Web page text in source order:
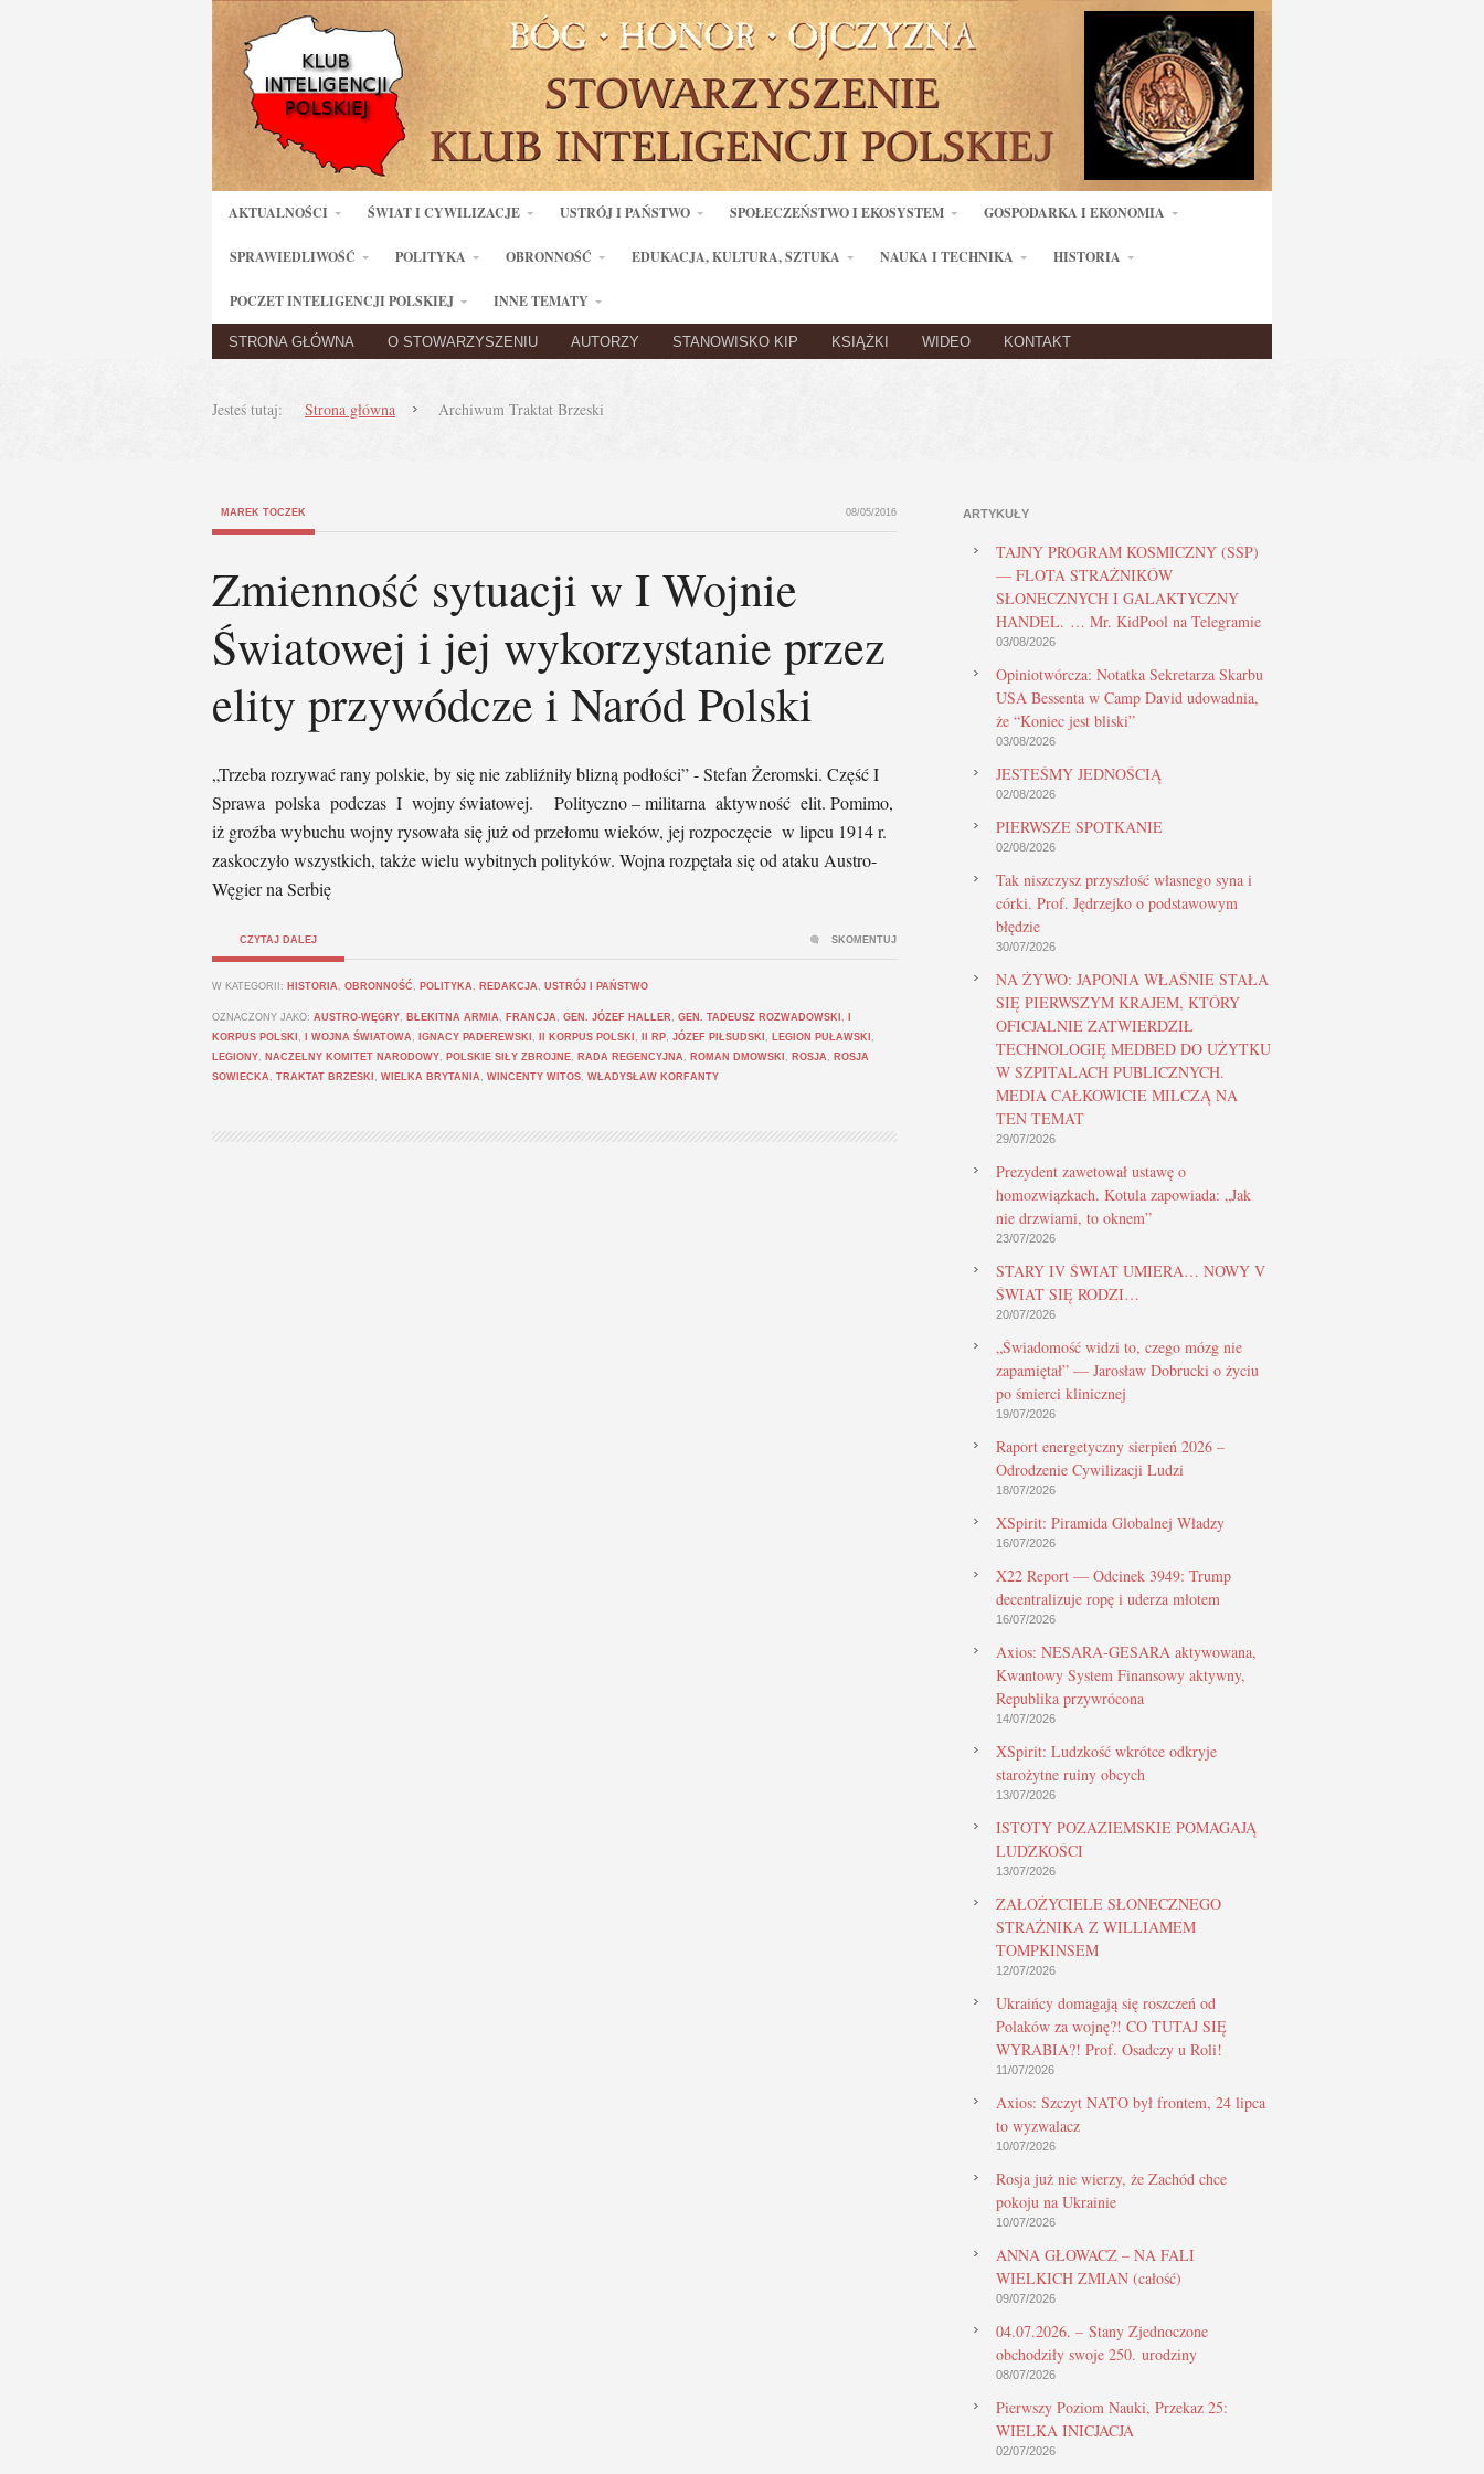
AKTUALNOŚCI ŚWIAT I CYWILIZACJE USTRÓJ I PAŃSTWO SPOŁECZEŃSTWO I EKOSYSTEM GOSPODARKA I EKONOMIA
SPRAWIEDLIWOŚĆ POLITYKA OBRONNOŚĆ EDUKACJA, KULTURA, SZTUKA NAUKA I TECHNIKA HISTORIA
POCZET INTELIGENCJI POLSKIEJ INNE TEMATY
STRONA GŁÓWNA O STOWARZYSZENIU AUTORZY STANOWISKO KIP KSIĄŻKI WIDEO KONTAKT
Jesteś tutaj: Strona główna Archiwum Traktat Brzeski
MAREK TOCZEK 08/05/2016
Zmienność sytuacji w I Wojnie
Światowej i jej wykorzystanie przez
elity przywódcze i Naród Polski
„Trzeba rozrywać rany polskie, by się nie zabliźniły blizną podłości” - Stefan Żeromski. Część I
Sprawa polska podczas I wojny światowej. Polityczno – militarna aktywność elit. Pomimo,
iż groźba wybuchu wojny rysowała się już od przełomu wieków, jej rozpoczęcie w lipcu 1914 r.
zaskoczyło wszystkich, także wielu wybitnych polityków. Wojna rozpętała się od ataku Austro-
Węgier na Serbię
CZYTAJ DALEJ
W KATEGORII: HISTORIA , OBRONNOŚĆ , POLITYKA , REDAKCJA , USTRÓJ I PAŃSTWO
OZNACZONY JAKO: AUSTRO-WĘGRY, BŁEKITNA ARMIA , FRANCJA , GEN. JÓZEF HALLER , GEN. TADEUSZ ROZWADOWSKI ,
KORPUS POLSKI , I WOJNA ŚWIATOWA , IGNACY PADEREWSKI , II KORPUS POLSKI , II RP, JÓZEF PIŁSUDSKI , LEGION PUŁAWSKI ,
LEGIONY, NACZELNY KOMITET NARODOWY, POLSKIE SIŁY ZBROJNE, RADA REGENCYJNA , ROMAN DMOWSKI , ROSJA , ROSJA
SOWIECKA , TRAKTAT BRZESKI , WIELKA BRYTANIA , WINCENTY WITOS, WŁADYSŁAW KORFANTY
SKOMENTUJ
ARTYKUŁY
TAJNY PROGRAM KOSMICZNY (SSP)
— FLOTA STRAŻNIKÓW
SŁONECZNYCH I GALAKTYCZNY
HANDEL. … Mr. KidPool na Telegramie
03/08/2026
Opiniotwórcza: Notatka Sekretarza Skarbu
USA Bessenta w Camp David udowadnia,
że “Koniec jest bliski”
03/08/2026
JESTEŚMY JEDNOŚCIĄ
02/08/2026
PIERWSZE SPOTKANIE
02/08/2026
Tak niszczysz przyszłość własnego syna i
córki. Prof. Jędrzejko o podstawowym
błędzie
30/07/2026
NA ŻYWO: JAPONIA WŁAŚNIE STAŁA
SIĘ PIERWSZYM KRAJEM, KTÓRY
OFICJALNIE ZATWIERDZIŁ
TECHNOLOGIĘ MEDBED DO UŻYTKU
W SZPITALACH PUBLICZNYCH.
MEDIA CAŁKOWICIE MILCZĄ NA
TEN TEMAT
29/07/2026
Prezydent zawetował ustawę o
homozwiązkach. Kotula zapowiada: „Jak
nie drzwiami, to oknem”
23/07/2026
STARY IV ŚWIAT UMIERA… NOWY V
ŚWIAT SIĘ RODZI…
20/07/2026
„Świadomość widzi to, czego mózg nie
zapamiętał” — Jarosław Dobrucki o życiu
po śmierci klinicznej
19/07/2026
Raport energetyczny sierpień 2026 –
Odrodzenie Cywilizacji Ludzi
18/07/2026
XSpirit: Piramida Globalnej Władzy
16/07/2026
X22 Report — Odcinek 3949: Trump
decentralizuje ropę i uderza młotem
16/07/2026
Axios: NESARA-GESARA aktywowana,
Kwantowy System Finansowy aktywny,
Republika przywrócona
14/07/2026
XSpirit: Ludzkość wkrótce odkryje
starożytne ruiny obcych
13/07/2026
ISTOTY POZAZIEMSKIE POMAGAJĄ
LUDZKOŚCI
13/07/2026
ZAŁOŻYCIELE SŁONECZNEGO
STRAŻNIKA Z WILLIAMEM
TOMPKINSEM
12/07/2026
Ukraińcy domagają się roszczeń od
Polaków za wojnę?! CO TUTAJ SIĘ
WYRABIA?! Prof. Osadczy u Roli!
11/07/2026
Axios: Szczyt NATO był frontem, 24 lipca
to wyzwalacz
10/07/2026
Rosja już nie wierzy, że Zachód chce
pokoju na Ukrainie
10/07/2026
ANNA GŁOWACZ – NA FALI
WIELKICH ZMIAN (całość)
09/07/2026
04.07.2026. – Stany Zjednoczone
obchodziły swoje 250. urodziny
08/07/2026
Pierwszy Poziom Nauki, Przekaz 25:
WIELKA INICJACJA
02/07/2026